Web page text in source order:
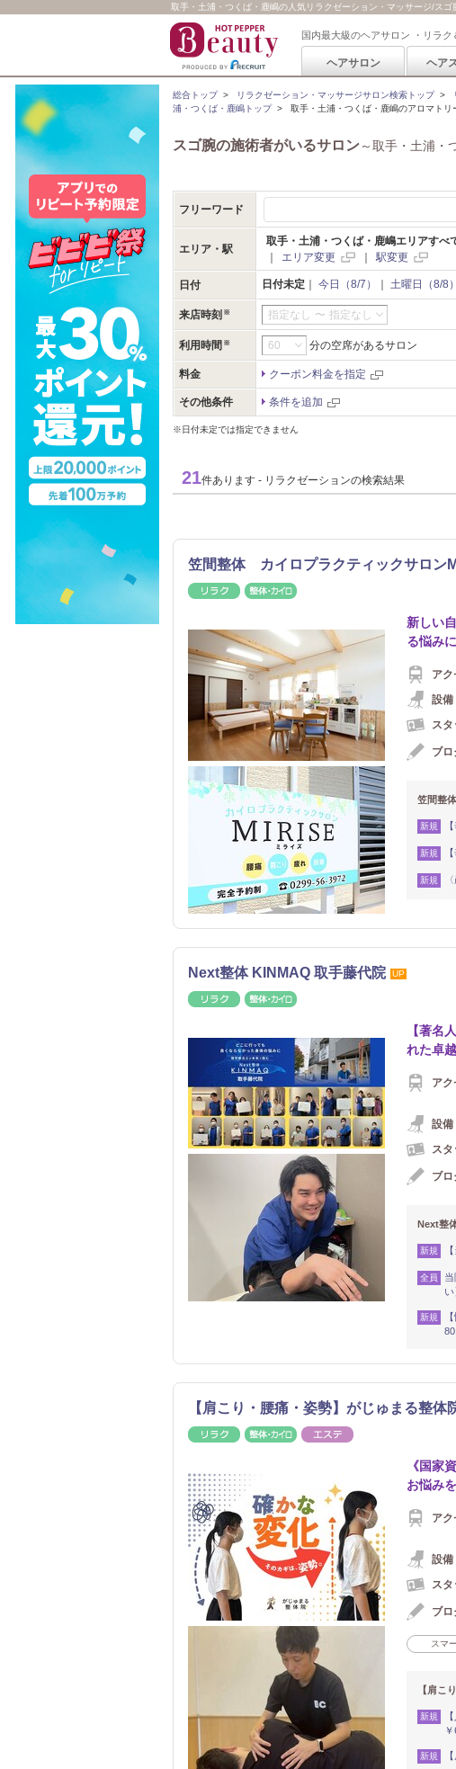
取手・土浦・つくば・鹿嶋の人気リラクゼーション・マッサージ/ス
国内最大級のヘアサロン ・リラ
ヘアサロン ヘア
総合トップ> リラクゼーション・マッサージサロン検索トップ>
浦・つくば・鹿嶋トップ> 取手・土浦・つくば・鹿嶋のアロマト
スゴ腕の施術者がいるサロン～取手・土浦・
フリーワード
エリア・駅
取手・土浦・つくば・鹿嶋エリアすべ
エリア変更 駅変更
日付 日付未定 今日（8/7） 土曜日（8/8）
来店時刻 指定なし 〜 指定なし
利用時間 分の空席があるサロン
料金 クーポン料金を指定
その他条件 条件を追加
※日付未定では指定できません
21件あります - リラクゼーションの検索結果
笠間整体 カイロプラクティックサロン
リラク
新しい
る悩み
アク
設備
スタ
ブロ
笠間整
新規
新規
新規
Next整体 KINMAQ 取手藤代院 UP
リラク
【著名
れた卓
アク
設備
スタ
ブロ
Next整
新規
全員
い
新規
80
【肩こり・腰痛・姿勢】がじゅまる整
リラク 整体・カイロ
《国家
お悩み
アク
設備
スタ
ブロ
スマ
【肩こ
新規
新規